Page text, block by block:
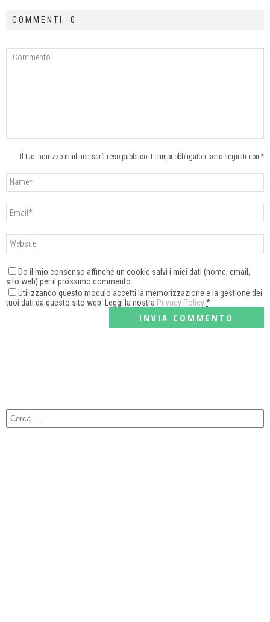
COMMENTI: 0
Il tuo indirizzo mail non sarà reso pubblico. I campi obbligatori sono segnati con *
Do il mio consenso affinché un cookie salvi i miei dati (nome, email,
sito web) per il prossimo commento.
Utilizzando questo modulo accetti la memorizzazione e la gestione dei
tuoi dati da questo sito web. Leggi la nostra Privacy Policy*